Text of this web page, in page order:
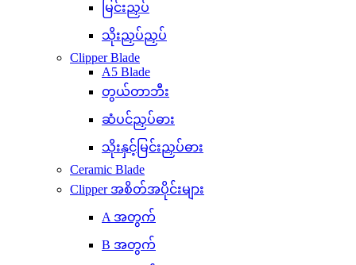
မြင်းညှပ်
သိုးညှပ်ညှပ်
Clipper Blade
A5 Blade
တွယ်တာဘီး
ဆံပင်ညှပ်ဓား
သိုးနှင့်မြင်းညှပ်ဓား
Ceramic Blade
Clipper အစိတ်အပိုင်းများ
A အတွက်
B အတွက်